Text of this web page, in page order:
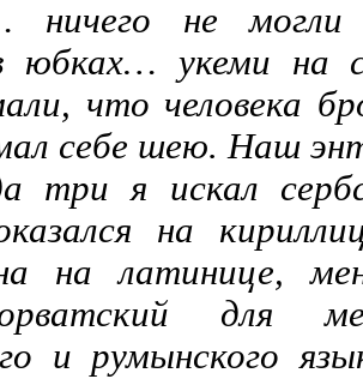
ничего не могли
юбках… укеми на
что человека
себе шею. Наш
я искал
на
на латинице,
для
и румынского